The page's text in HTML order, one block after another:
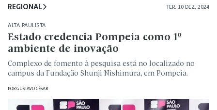
REGIONAL TER. 10 DEZ. 2024
ALTA PAULISTA
Estado credencia Pompeia como 1º
ambiente de inovação
Complexo de fomento à pesquisa está no localizado no
campus da Fundação Shunji Nishimura, em Pompeia.
PORGUSTAVO CÉSAR